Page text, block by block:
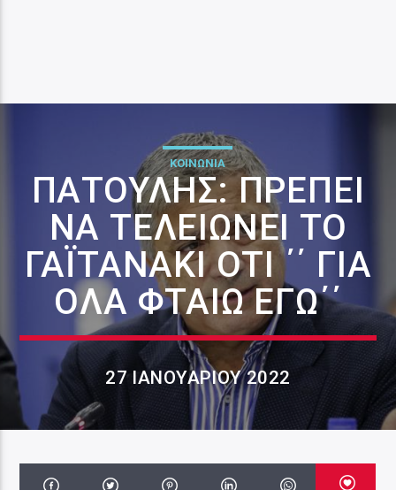
ΚΟΙΝΩΝΙΑ
ΠΑΤΟΎΛΗΣ: ΠΡΈΠΕΙ
ΝΑ ΤΕΛΕΙΏΝΕΙ ΤΟ
ΓΑΪΤΑΝΆΚΙ ΌΤΙ ΄΄ ΓΙΑ
ΌΛΑ ΦΤΑΊΩ ΕΓΏ΄΄
27 ΙΑΝΟΥΑΡΊΟΥ 2022